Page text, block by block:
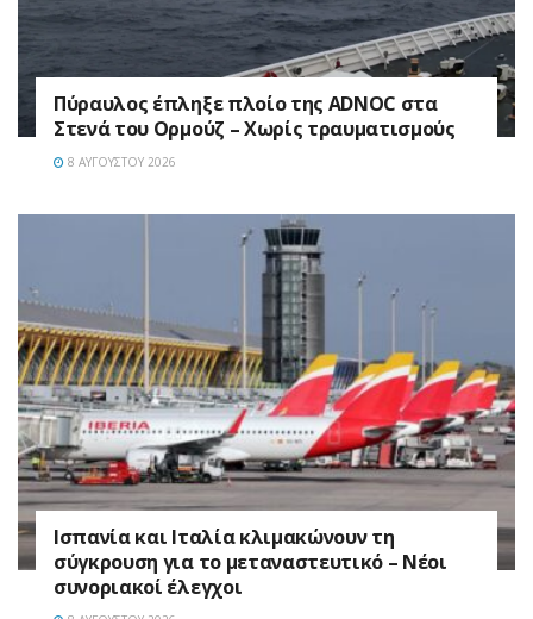
Πύραυλος έπληξε πλοίο της ADNOC στα
Στενά του Ορμούζ – Χωρίς τραυματισμούς
8 ΑΥΓΟΎΣΤΟΥ 2026
Ισπανία και Ιταλία κλιμακώνουν τη
σύγκρουση για το μεταναστευτικό – Νέοι
συνοριακοί έλεγχοι